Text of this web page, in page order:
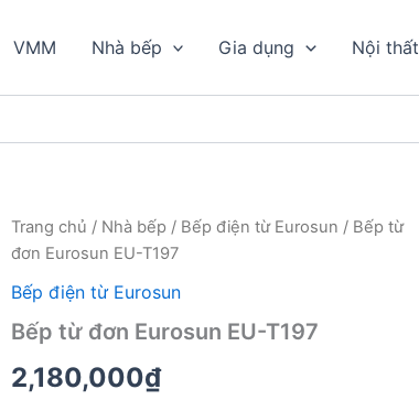
VMM Nhà bếp Gia dụng Nội thất
Trang chủ / Nhà bếp / Bếp điện từ Eurosun / Bếp từ
đơn Eurosun EU-T197
Bếp điện từ Eurosun
Bếp từ đơn Eurosun EU-T197
2,180,000₫